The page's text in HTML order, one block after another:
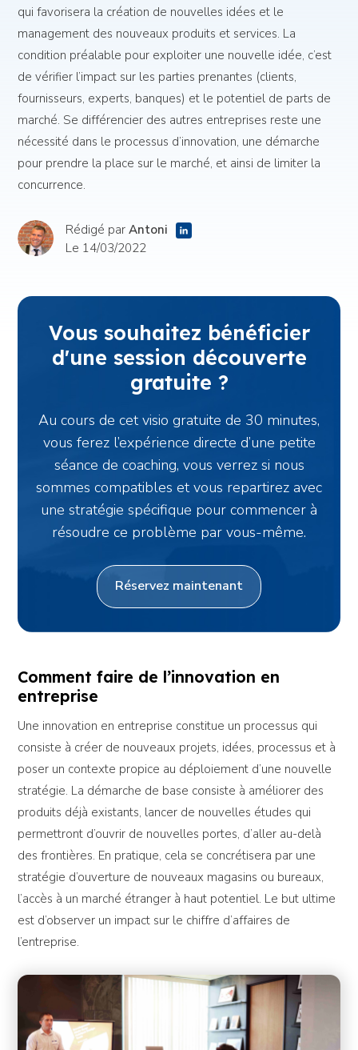
qui favorisera la création de nouvelles idées et le
management des nouveaux produits et services. La
condition préalable pour exploiter une nouvelle idée, c’est
de vérifier l’impact sur les parties prenantes (clients,
fournisseurs, experts, banques) et le potentiel de parts de
marché. Se différencier des autres entreprises reste une
nécessité dans le processus d’innovation, une démarche
pour prendre la place sur le marché, et ainsi de limiter la
concurrence.
Rédigé parAntoni
Le 14/03/2022
Vous souhaitez bénéficier
d'une session découverte
gratuite ?
Au cours de cet visio gratuite de 30 minutes,
vous ferez l’expérience directe d’une petite
séance de coaching, vous verrez si nous
sommes compatibles et vous repartirez avec
une stratégie spécifique pour commencer à
résoudre ce problème par vous-même.
Réservez maintenant
Comment faire de l’innovation en
entreprise
Une innovation en entreprise constitue un processus qui
consiste à créer de nouveaux projets, idées, processus et à
poser un contexte propice au déploiement d’une nouvelle
stratégie. La démarche de base consiste à améliorer des
produits déjà existants, lancer de nouvelles études qui
permettront d’ouvrir de nouvelles portes, d’aller au-delà
des frontières. En pratique, cela se concrétisera par une
stratégie d’ouverture de nouveaux magasins ou bureaux,
l’accès à un marché étranger à haut potentiel. Le but ultime
est d’observer un impact sur le chiffre d’affaires de
l’entreprise.